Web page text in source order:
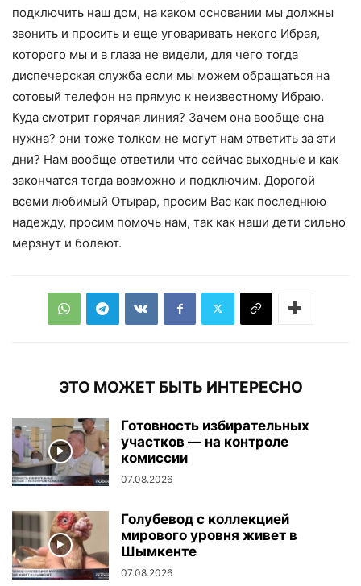
подключить наш дом, на каком основании мы должны
звонить и просить и еще уговаривать некого Ибрая,
которого мы и в глаза не видели, для чего тогда
диспечерская служба если мы можем обращаться на
сотовый телефон на прямую к неизвестному Ибраю.
Куда смотрит горячая линия? Зачем она вообще она
нужна? они тоже толком не могут нам ответить за эти
дни? Нам вообще ответили что сейчас выходные и как
закончатся тогда возможно и подключим. Дорогой
всеми любимый Отырар, просим Вас как последнюю
надежду, просим помочь нам, так как наши дети сильно
мерзнут и болеют.
ЭТО МОЖЕТ БЫТЬ ИНТЕРЕСНО
Готовность избирательных
участков — на контроле
комиссии
07.08.2026
Голубевод с коллекцией
мирового уровня живет в
Шымкенте
07.08.2026